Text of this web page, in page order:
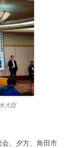
大臣
。夕方、角田市